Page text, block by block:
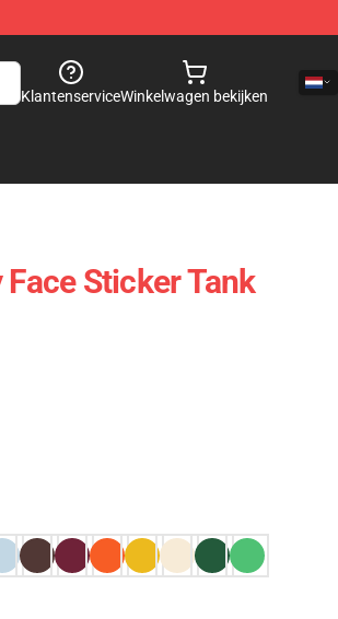
KlantenserviceWinkelwagen bekijken
Face Sticker Tank